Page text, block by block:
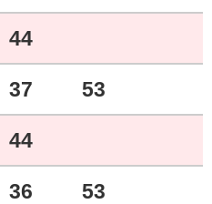
44
37 53
44
36 53